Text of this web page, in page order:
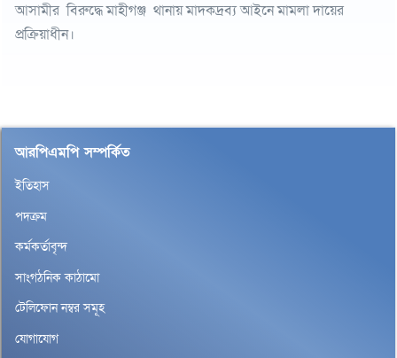
আসামীর বিরুদ্ধে মাহীগঞ্জ থানায় মাদকদ্রব্য আইনে মামলা দায়ের
প্রক্রিয়াধীন।
আরপিএমপি সম্পর্কিত
ইতিহাস
পদক্রম
কর্মকর্তাবৃন্দ
সাংগঠনিক কাঠামো
টেলিফোন নম্বর সমূহ
যোগাযোগ